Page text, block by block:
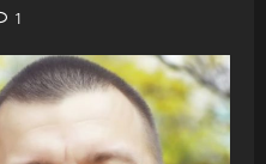
1